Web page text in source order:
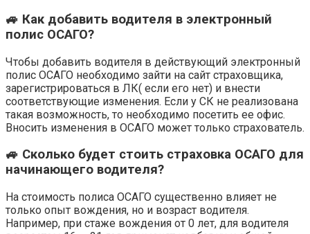
🚙 Как добавить водителя в электронный
полис ОСАГО?
Чтобы добавить водителя в действующий электронный
полис ОСАГО необходимо зайти на сайт страховщика,
зарегистрироваться в ЛК( если его нет) и внести
соответствующие изменения. Если у СК не реализована
такая возможность, то необходимо посетить ее офис.
Вносить изменения в ОСАГО может только страхователь.
🚙 Сколько будет стоить страховка ОСАГО для
начинающего водителя?
На стоимость полиса ОСАГО существенно влияет не
только опыт вождения, но и возраст водителя.
Например, при стаже вождения от 0 лет, для водителя